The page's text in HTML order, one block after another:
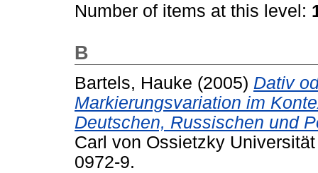
Number of items at this level:
B
Bartels, Hauke (2005) Dativ
Markierungsvariation im
Deutschen, Russischen und
Carl von Ossietzky
0972-9.